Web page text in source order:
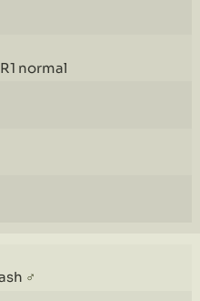
normal
♂